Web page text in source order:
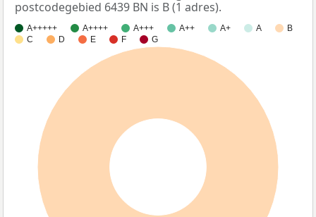
postcodegebied 6439 BN is B (1 adres).
A+++++ A++++ A+++ A++ A+ A
B
C
D E F G